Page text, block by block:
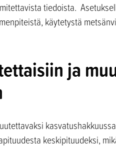
tiedoista.
käytetystä
ja
keskipituudeksi,